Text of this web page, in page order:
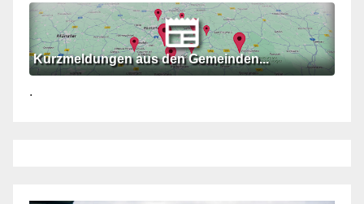
Kurzmeldungen aus den Gemeinden...
.